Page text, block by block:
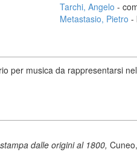
Tarchi, Angelo -
Metastasio, Pietro -
per musica da rappresentarsi
dalle origini al 1800,